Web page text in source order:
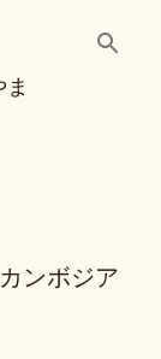
ンボジア